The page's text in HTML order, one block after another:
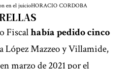
en el juicioHORACIO CORDOBA
Fiscalhabía pedido cinco
López Mazzeo y Villamide,
marzo de 2021 por el